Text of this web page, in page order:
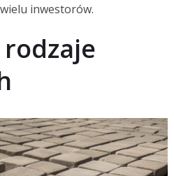
inwestorów.